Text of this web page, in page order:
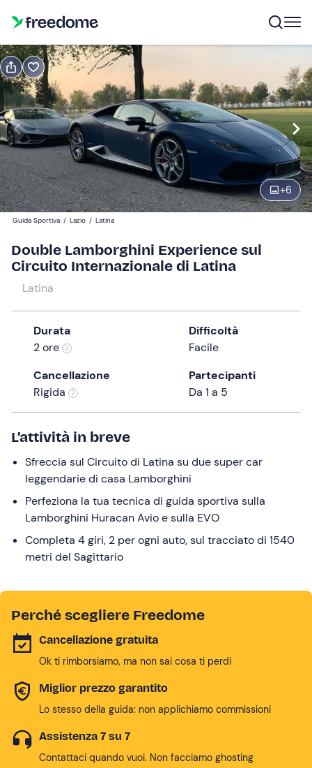
+6
Prenota
4 giri in pista
Navigate
forward
to
interact
the
calendar
and
date.
Press
question
to
get
the
keyboard
shortcuts
changing
dates.
Modifica
09:00 Modifica
Partecipanti
219 €
Guida Sportiva / Lazio / Latina
Double Lamborghini Experience sul
Circuito Internazionale di Latina
Latina
Durata
2 ore
Difficoltà
Facile
Cancellazione
Rigida
Partecipanti
Da 1 a 5
L’attività in breve
Sfreccia sul Circuito di Latina su due super car
leggendarie di casa Lamborghini
Perfeziona la tua tecnica di guida sportiva sulla
Lamborghini Huracan Avio e sulla EVO
Completa 4 giri, 2 per ogni auto, sul tracciato di 1540
metri del Sagittario
Perché scegliere Freedome
Cancellazione gratuita
Ok ti rimborsiamo, ma non sai cosa ti perdi
Miglior prezzo garantito
Lo stesso della guida: non applichiamo commissioni
Assistenza 7 su 7
Contattaci quando vuoi. Non facciamo ghosting